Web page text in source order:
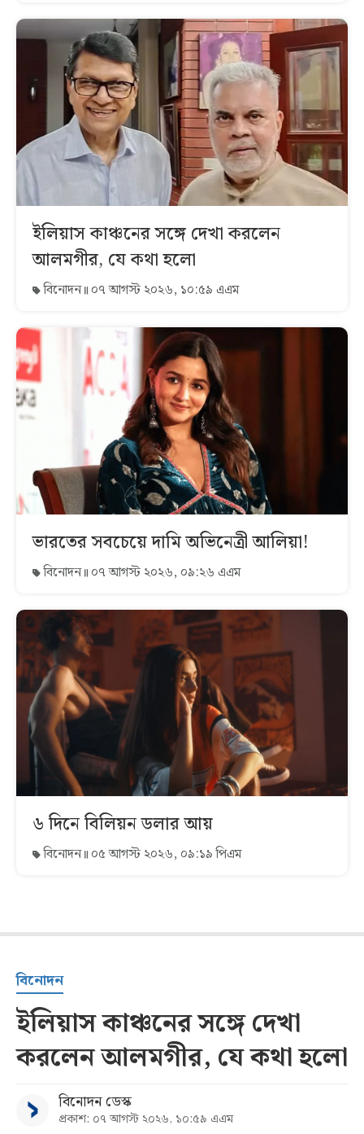
ইলিয়াস কাঞ্চনের সঙ্গে দেখা করলেন
আলমগীর, যে কথা হলো
বিনোদন ০৭ আগস্ট ২০২৬, ১০:৫৯ এএম
ভারতের সবচেয়ে দামি অভিনেত্রী আলিয়া!
বিনোদন ০৭ আগস্ট ২০২৬, ০৯:২৬ এএম
৬ দিনে বিলিয়ন ডলার আয়
বিনোদন ০৫ আগস্ট ২০২৬, ০৯:১৯ পিএম
বিনোদন
ইলিয়াস কাঞ্চনের সঙ্গে দেখা
করলেন আলমগীর, যে কথা হলো
বিনোদন ডেস্ক
প্রকাশ: ০৭ আগস্ট ২০২৬, ১০:৫৯ এএম